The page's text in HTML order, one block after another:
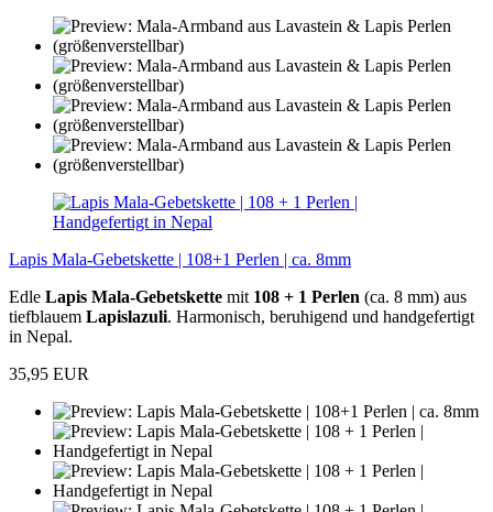
Lapis Mala-Gebetskette | 108+1 Perlen | ca. 8mm
Edle Lapis Mala-Gebetskette mit 108 + 1 Perlen (ca. 8 mm) aus
tiefblauem Lapislazuli. Harmonisch, beruhigend und handgefertigt
in Nepal.
35,95 EUR